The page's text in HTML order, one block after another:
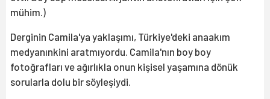
mühim.)
Derginin Camila'ya yaklaşımı, Türkiye'deki anaakım
medyanınkini aratmıyordu. Camila'nın boy boy
fotoğrafları ve ağırlıkla onun kişisel yaşamına dönük
sorularla dolu bir söyleşiydi.